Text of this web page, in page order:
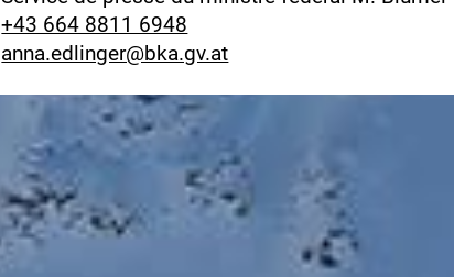
+43 664 8811 6948
anna.edlinger@bka.gv.at